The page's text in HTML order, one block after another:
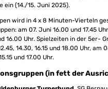
ein (14./15. Juni 2025).
wird in 4 x 8 Minuten-Vierteln
am 07. Juni 16.00 und 17.45
16.00 Uhr. Spielzeiten in der 5er-
14.30, 16.15 und 18.00 Uhr, am
und 17.00 Uhr.
(in fett der